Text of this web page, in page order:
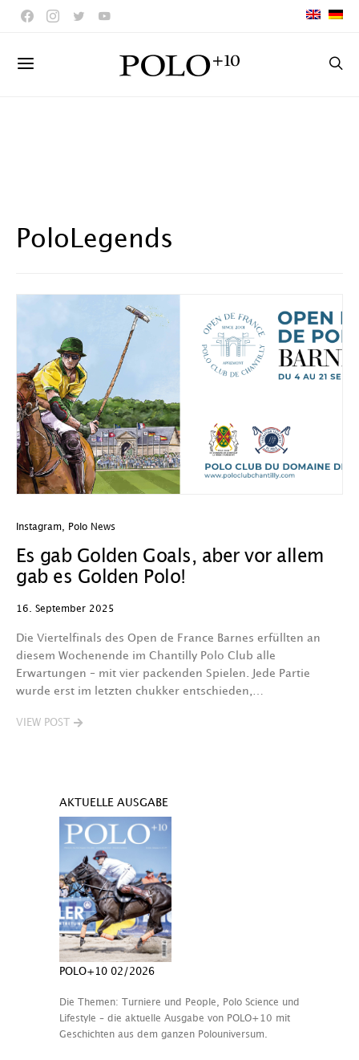
PoloLegends
Instagram Polo News
Es gab Golden Goals, aber vor allem
gab es Golden Polo!
16. September 2025
Die Viertelfinals des Open de France Barnes erfüllten an
diesem Wochenende im Chantilly Polo Club alle
Erwartungen – mit vier packenden Spielen. Jede Partie
wurde erst im letzten chukker entschieden,…
VIEW POST
AKTUELLE AUSGABE
POLO+10 02/2026
Die Themen: Turniere und People, Polo Science und
Lifestyle – die aktuelle Ausgabe von POLO+10 mit
Geschichten aus dem ganzen Polouniversum.